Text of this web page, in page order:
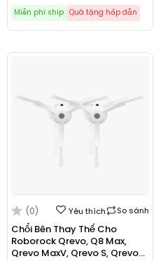
Miễn phí ship Quà tặng hấp dẫn
(0) Yêu thích So sánh
Chổi Bên Thay Thế Cho
Roborock Qrevo, Q8 Max,
Qrevo MaxV, Qrevo S, Qrevo